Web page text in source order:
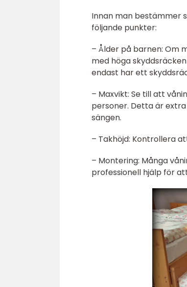
Innan man bestämmer
följande punkter:
– Ålder på barnen: Om
med höga
endast har ett
– Maxvikt: Se till att
personer. Detta är
sängen.
– Takhöjd: Kontrollera
– Montering: Många
professionell hjälp för